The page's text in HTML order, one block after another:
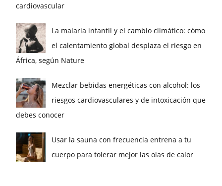
cardiovascular
La malaria infantil y el cambio climático: cómo
el calentamiento global desplaza el riesgo en
África, según Nature
Mezclar bebidas energéticas con alcohol: los
riesgos cardiovasculares y de intoxicación que
debes conocer
Usar la sauna con frecuencia entrena a tu
cuerpo para tolerar mejor las olas de calor